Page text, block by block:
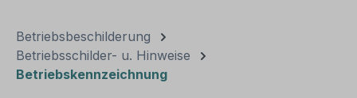
Betriebsbeschilderung
Betriebsschilder- u. Hinweise
Betriebskennzeichnung